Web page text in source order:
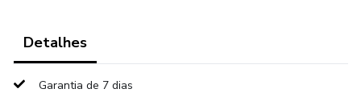
Detalhes
Garantia de 7 dias